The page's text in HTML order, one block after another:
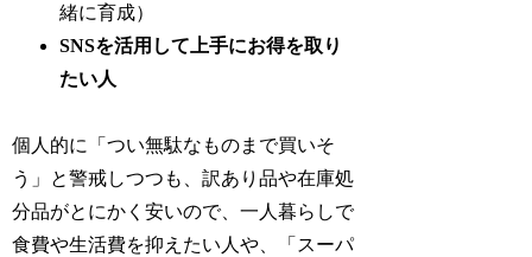
緒に育成）
SNSを活用して上手にお得を取り
たい人
個人的に「つい無駄なものまで買いそ
う」と警戒しつつも、訳あり品や在庫処
分品がとにかく安いので、一人暮らしで
食費や生活費を抑えたい人や、「スーパ